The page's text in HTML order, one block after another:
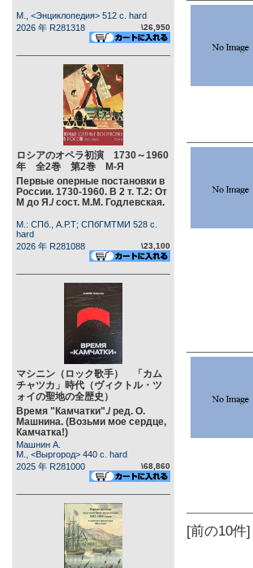
М., <Энциклопедия> 512 c. hard
2026 年 R281318
\26,950
ロシアのオペラ初演 1730～1960
年 全2巻 第2巻 М-Я
Первые оперные постановки в
России. 1730-1960. В 2 т. Т.2: От
М до Я./ сост. М.М. Годлевская.
М.: СПб., А.Р.Т; СПбГМТМИ 528 c.
hard
2026 年 R281088
\23,100
マシニン（ロック歌手） 「カム
チャツカ」時代（ヴィクトル・ツ
ォイの聖地の全歴史）
Время "Камчатки"./ ред. О.
Машнина. (Возьми мое сердце,
Камчатка!)
Машнин А.
М., <Выргород> 440 c. hard
2025 年 R281000
\68,860
[前の10件]